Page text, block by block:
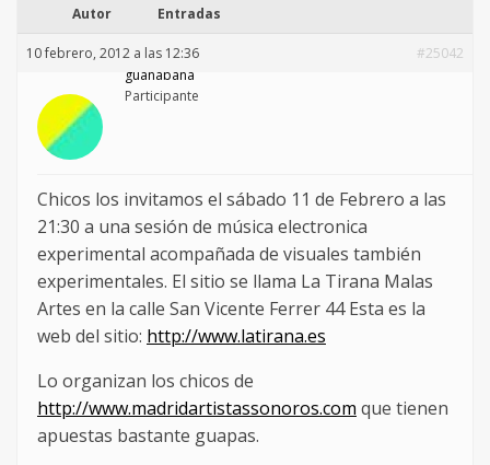
Autor Entradas
10 febrero, 2012 a las 12:36
#25042
guanabana
Participante
Chicos los invitamos el sábado 11 de Febrero a las
21:30 a una sesión de música electronica
experimental acompañada de visuales también
experimentales. El sitio se llama La Tirana Malas
Artes en la calle San Vicente Ferrer 44 Esta es la
web del sitio: http://www.latirana.es
Lo organizan los chicos de
http://www.madridartistassonoros.com que tienen
apuestas bastante guapas.